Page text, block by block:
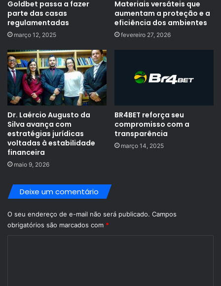
Goldbet passa a fazer
parte das casas
regulamentadas
março 12, 2025
Materiais versáteis que
aumentam a proteção e a
eficiência dos ambientes
fevereiro 27, 2026
Dr. Laércio Augusto da
Silva avança com
estratégias jurídicas
voltadas à estabilidade
financeira
maio 9, 2026
BR4BET reforça seu
compromisso com a
transparência
março 14, 2025
Deixe um comentário
O seu endereço de e-mail não será publicado. Campos
obrigatórios são marcados com *